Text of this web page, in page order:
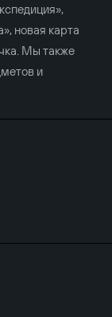
новая карта
Мы также
и